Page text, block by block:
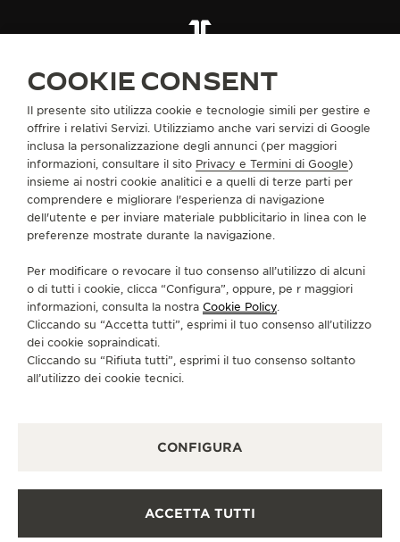
VAI ALLA PAGINA INSTAGRAM DI JAEGER-
VAI ALLA PAGINA LINKEDIN DI JAEGER-
VAI ALLA PAGINA FACEBOOK DI
VAI ALLA PAGINA YOUTUBE
VAI ALLA PAGINA
VAI ALLA PAGINA
ISCRIVERSI ALLA NEWSLETTER
INFORMAZIONI SU DI NOI
SERVIZI
CONTATTI
INFORMATIVA SUI COOKIE
COOKIE CONSENT
Il presente sito utilizza cookie e tecnologie simili per gestire e
offrire i relativi Servizi. Utilizziamo anche vari servizi di Google
inclusa la personalizzazione degli annunci (per maggiori
informazioni, consultare il sito Privacy e Termini di Google)
insieme ai nostri cookie analitici e a quelli di terze parti per
comprendere e migliorare l'esperienza di navigazione
dell'utente e per inviare materiale pubblicitario in linea con le
preferenze mostrate durante la navigazione.
Per modificare o revocare il tuo consenso all’utilizzo di alcuni
o di tutti i cookie, clicca “Configura”, oppure, pe r maggiori
informazioni, consulta la nostra Cookie Policy.
Cliccando su “Accetta tutti”, esprimi il tuo consenso all’utilizzo
dei cookie sopraindicati.
Cliccando su “Rifiuta tutti”, esprimi il tuo consenso soltanto
all’utilizzo dei cookie tecnici.
CONFIGURA
ACCETTA TUTTI